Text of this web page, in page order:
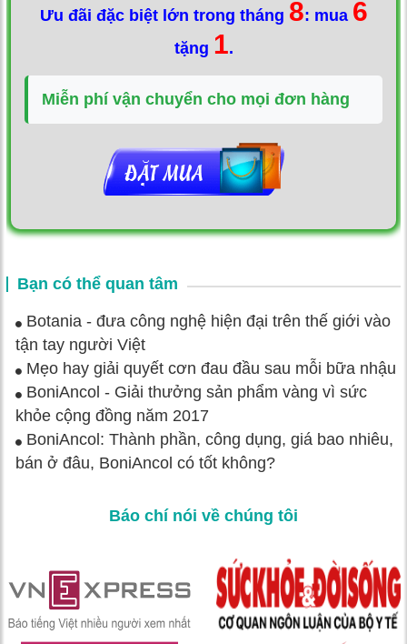
Ưu đãi đặc biệt lớn trong tháng 8: mua 6
tặng 1.
Miễn phí vận chuyển cho mọi đơn hàng
Bạn có thể quan tâm
Botania - đưa công nghệ hiện đại trên thế giới vào
tận tay người Việt
Mẹo hay giải quyết cơn đau đầu sau mỗi bữa nhậu
BoniAncol - Giải thưởng sản phẩm vàng vì sức
khỏe cộng đồng năm 2017
BoniAncol: Thành phần, công dụng, giá bao nhiêu,
bán ở đâu, BoniAncol có tốt không?
Báo chí nói về chúng tôi